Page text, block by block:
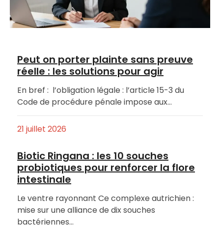
Peut on porter plainte sans preuve
réelle : les solutions pour agir
En bref : l’obligation légale : l’article 15-3 du
Code de procédure pénale impose aux…
21 juillet 2026
Biotic Ringana : les 10 souches
probiotiques pour renforcer la flore
intestinale
Le ventre rayonnant Ce complexe autrichien :
mise sur une alliance de dix souches
bactériennes…